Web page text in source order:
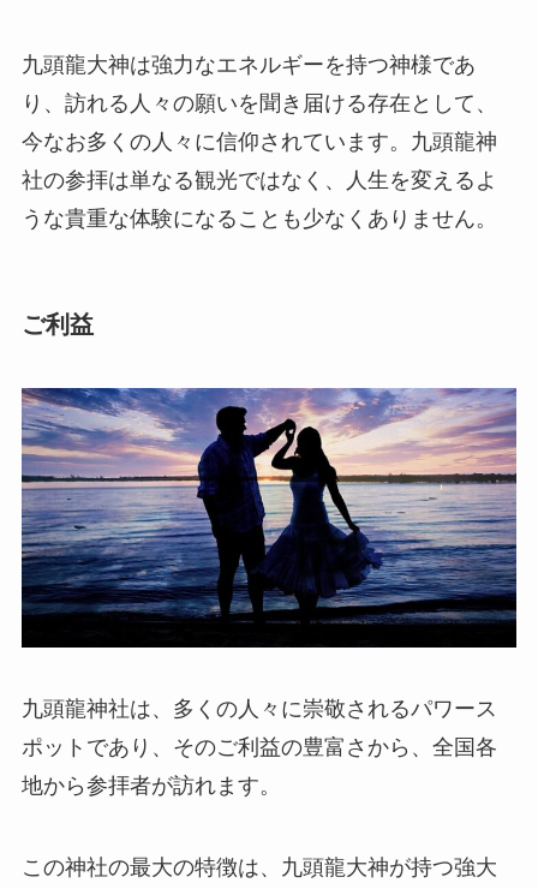
九頭龍大神は強力なエネルギーを持つ神様であ
り、訪れる人々の願いを聞き届ける存在として、
今なお多くの人々に信仰されています。九頭龍神
社の参拝は単なる観光ではなく、人生を変えるよ
うな貴重な体験になることも少なくありません。
ご利益
九頭龍神社は、多くの人々に崇敬されるパワース
ポットであり、そのご利益の豊富さから、全国各
地から参拝者が訪れます。
この神社の最大の特徴は、九頭龍大神が持つ強大